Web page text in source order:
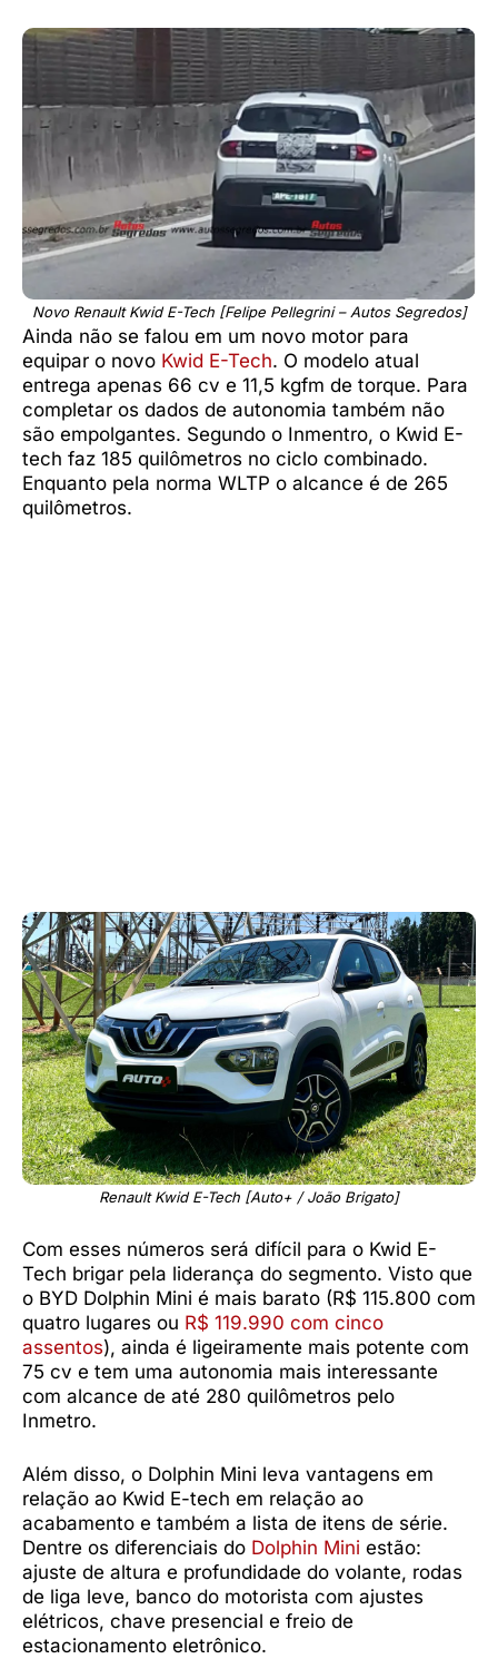
Novo Renault Kwid E-Tech [Felipe Pellegrini – Autos Segredos]
Ainda não se falou em um novo motor para
equipar o novo Kwid E-Tech. O modelo atual
entrega apenas 66 cv e 11,5 kgfm de torque. Para
completar os dados de autonomia também não
são empolgantes. Segundo o Inmentro, o Kwid E-
tech faz 185 quilômetros no ciclo combinado.
Enquanto pela norma WLTP o alcance é de 265
quilômetros.
Renault Kwid E-Tech [Auto+ / João Brigato]
Com esses números será difícil para o Kwid E-
Tech brigar pela liderança do segmento. Visto que
o BYD Dolphin Mini é mais barato (R$ 115.800 com
quatro lugares ou R$ 119.990 com cinco
assentos), ainda é ligeiramente mais potente com
75 cv e tem uma autonomia mais interessante
com alcance de até 280 quilômetros pelo
Inmetro.
Além disso, o Dolphin Mini leva vantagens em
relação ao Kwid E-tech em relação ao
acabamento e também a lista de itens de série.
Dentre os diferenciais do Dolphin Mini estão:
ajuste de altura e profundidade do volante, rodas
de liga leve, banco do motorista com ajustes
elétricos, chave presencial e freio de
estacionamento eletrônico.